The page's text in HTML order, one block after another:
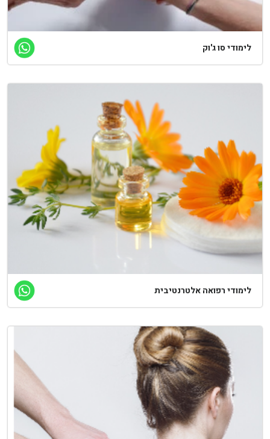
לימודי סו ג'וק
לימודי רפואה אלטרנטיבית